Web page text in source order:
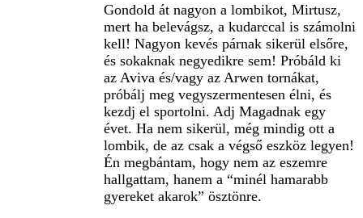
Gondold át nagyon a lombikot, Mirtusz,
mert ha belevágsz, a kudarccal is számolni
kell! Nagyon kevés párnak sikerül elsőre,
és sokaknak negyedikre sem! Próbáld ki
az Aviva és/vagy az Arwen tornákat,
próbálj meg vegyszermentesen élni, és
kezdj el sportolni. Adj Magadnak egy
évet. Ha nem sikerül, még mindig ott a
lombik, de az csak a végső eszköz legyen!
Én megbántam, hogy nem az eszemre
hallgattam, hanem a “minél hamarabb
gyereket akarok” ösztönre.